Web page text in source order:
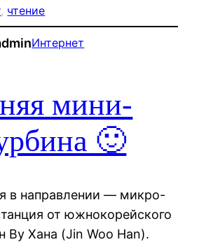
, чтение
Интернет
мини-
🙂
в направлении — микро-
от южнокорейского
Ву Хана (Jin Woo Han).